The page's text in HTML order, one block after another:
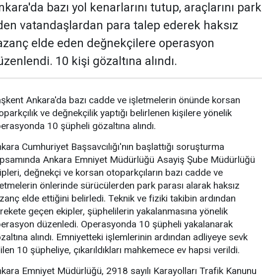
bazı yol kenarlarını tutup, araçlarını park
vatandaşlardan para talep ederek haksız
elde eden değnekçilere operasyon
10 kişi gözaltına alındı.
Ankara'da bazı cadde ve işletmelerin önünde korsan
ve değnekçilik yaptığı belirlenen kişilere yönelik
10 şüpheli gözaltına alındı.
Cumhuriyet Başsavcılığı'nın başlattığı soruşturma
Ankara Emniyet Müdürlüğü Asayiş Şube Müdürlüğü
değnekçi ve korsan otoparkçıların bazı cadde ve
önlerinde sürücülerden park parası alarak haksız
elde ettiğini belirledi. Teknik ve fiziki takibin ardından
geçen ekipler, şüphelilerin yakalanmasına yönelik
düzenledi. Operasyonda 10 şüpheli yakalanarak
alındı. Emniyetteki işlemlerinin ardından adliyeye sevk
10 şüpheliye, çıkarıldıkları mahkemece ev hapsi verildi.
Emniyet Müdürlüğü, 2918 sayılı Karayolları Trafik Kanunu